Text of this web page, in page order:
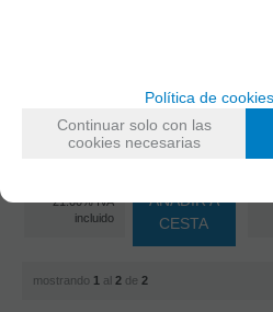
39,27%
21.00%IVA
incluido
LLEVA UN
COSTE DE
ENVÍO
REALIZAR SU
PEDIDO
-
AÑADIR A
CESTA
mostrando 1 al 2 de 2
Política de cookies
Continuar solo con las
cookies necesarias